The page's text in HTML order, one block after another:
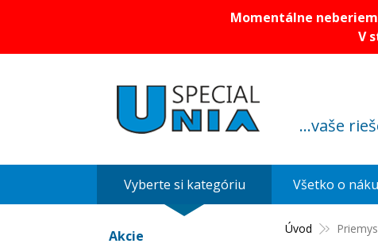
Momentálne
V
...vaše
Úvod
Akcie
Vyberte si kategóriu Všetko o